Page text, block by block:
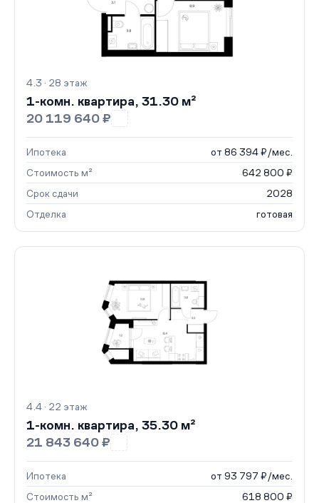
4.3 · 28 этаж
1-комн. квартира, 31.30 м²
20 119 640 ₽
Ипотека
от 86 394 ₽/мес.
Стоимость м²
642 800 ₽
Срок сдачи
2028
Отделка
готовая
4.4 · 22 этаж
1-комн. квартира, 35.30 м²
21 843 640 ₽
Ипотека
от 93 797 ₽/мес.
Стоимость м²
618 800 ₽